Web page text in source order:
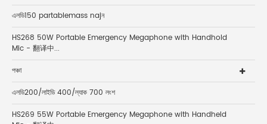
এলডি150 partablemass najন
HS268 50W Portable Emergency Megaphone with Handhold
Mic - 翻译中...
পঞ্চা
এলডি200/লাইডি 400/ল্যাক 700 লংশ
HS269 55W Portable Emergency Megaphone with Handheld